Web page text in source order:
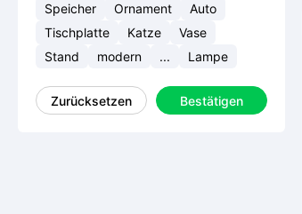
Speicher
Ornament
Auto
Tischplatte
Katze
Vase
Stand
modern ... Lampe
Zurücksetzen Bestätigen